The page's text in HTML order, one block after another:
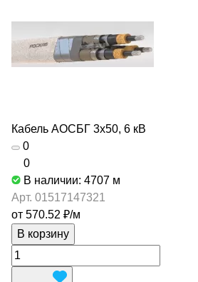
Кабель АОСБГ 3х50, 6 кВ
0
0
В наличии: 4707 м
Арт. 01517147321
от 570.52 ₽/м
В корзину